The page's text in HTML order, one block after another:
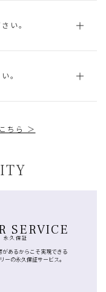
い。
。
こちら ＞
SERVICE
永久保証
があるからこそ実現できる
ーの永久保証サービス。